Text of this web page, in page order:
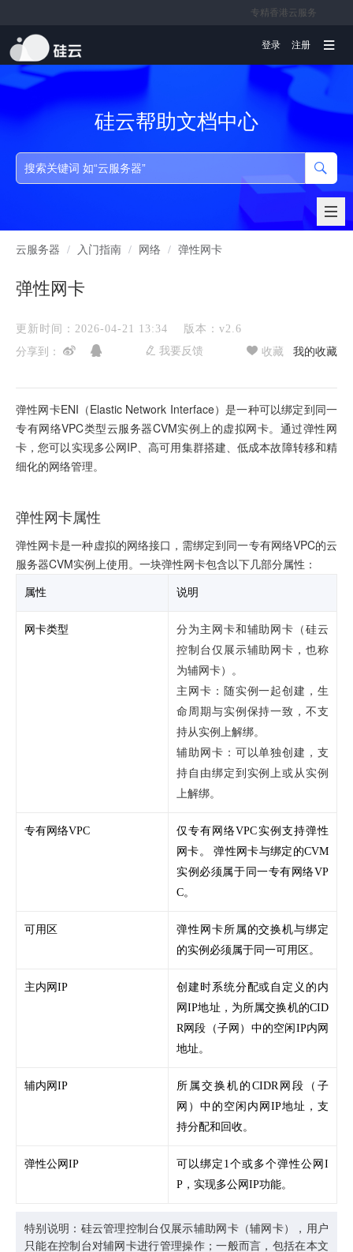
专精香港云服务
文档
登录 注册
硅云帮助文档中心
云服务器 / 入门指南 / 网络 / 弹性网卡
弹性网卡
更新时间：2026-04-21 13:34
版本：v2.6
分享到：
我要反馈 收藏 我的收藏
弹性网卡ENI（Elastic Network Interface）是一种可以绑定到同一
专有网络VPC类型云服务器CVM实例上的虚拟网卡。通过弹性网
卡，您可以实现多公网IP、高可用集群搭建、低成本故障转移和精
细化的网络管理。
弹性网卡属性
弹性网卡是一种虚拟的网络接口，需绑定到同一专有网络VPC的云
服务器CVM实例上使用。一块弹性网卡包含以下几部分属性：
属性 说明
网卡类型
分为主网卡和辅助网卡（硅云
控制台仅展示辅助网卡，也称
为辅网卡）。
主网卡：随实例一起创建，生
命周期与实例保持一致，不支
持从实例上解绑。
辅助网卡：可以单独创建，支
持自由绑定到实例上或从实例
上解绑。
专有网络VPC
仅专有网络VPC实例支持弹性
网卡。 弹性网卡与绑定的CVM
实例必须属于同一专有网络VP
C。
可用区
弹性网卡所属的交换机与绑定
的实例必须属于同一可用区。
主内网IP
创建时系统分配或自定义的内
网IP地址，为所属交换机的CID
R网段（子网）中的空闲IP内网
地址。
辅内网IP
所属交换机的CIDR网段（子
网）中的空闲内网IP地址，支
持分配和回收。
弹性公网IP
可以绑定1个或多个弹性公网I
P，实现多公网IP功能。
特别说明：硅云管理控制台仅展示辅助网卡（辅网卡），用户
只能在控制台对辅网卡进行管理操作；一般而言，包括在本文